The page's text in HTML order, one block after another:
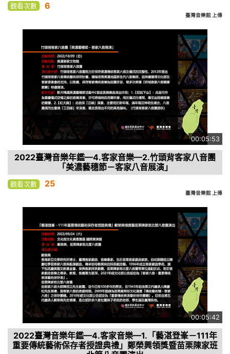
觀看次數 6
臺灣音樂館 上傳
00:05:53
2022臺灣音樂年鑑—4.客家音樂—2.竹頭背客家八音團
「美濃藝穗節－客家八音展演」
觀看次數 25
臺灣音樂館 上傳
00:05:42
2022臺灣音樂年鑑—4.客家音樂—1.「藝湛登峯－111年
重要傳統藝術保存者授證典禮」鄭榮興領獎暨苗栗陳家班